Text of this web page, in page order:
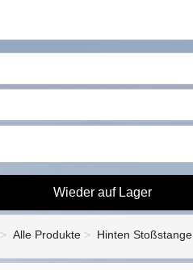
Wieder auf Lager
Alle Produkte Hinten